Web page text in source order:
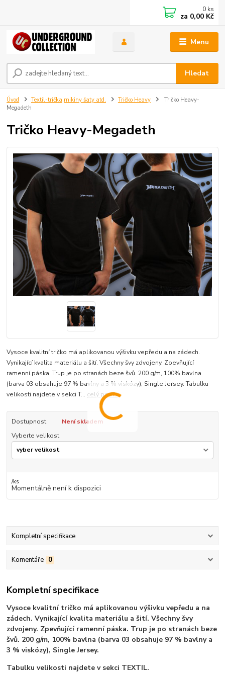
Menu
Hledat
0 ks
za 0,00 Kč
Úvod Textil-trička,mikiny šaty atd. Tričko Heavy
Tričko Heavy-
Megadeth
Tričko Heavy-Megadeth
Vysoce kvalitní tričko má aplikovanou výšivku vepředu a na zádech.
Vynikající kvalita materiálu a šití. Všechny švy zdvojeny. Zpevňující
ramenní páska. Trup je po stranách beze švů. 200 g/m, 100% bavlna
(barva 03 obsahuje 97 % bavlny a 3 % viskózy), Single Jersey. Tabulku
velikosti najdete v sekci T... celý popis
Dostupnost
Není skladem
Vyberte velikost
/ks
Momentálně není k dispozici
Kompletní specifikace
Komentáře 0
Kompletní specifikace
Vysoce kvalitní tričko má aplikovanou výšivku vepředu a na
zádech. Vynikající kvalita materiálu a šití. Všechny švy
zdvojeny. Zpevňující ramenní páska. Trup je po stranách beze
švů. 200 g/m, 100% bavlna (barva 03 obsahuje 97 % bavlny a
3 % viskózy), Single Jersey.
Tabulku velikosti najdete v sekci TEXTIL.